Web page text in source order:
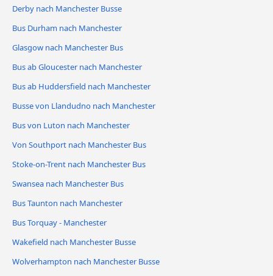
Derby nach Manchester Busse
Bus Durham nach Manchester
Glasgow nach Manchester Bus
Bus ab Gloucester nach Manchester
Bus ab Huddersfield nach Manchester
Busse von Llandudno nach Manchester
Bus von Luton nach Manchester
Von Southport nach Manchester Bus
Stoke-on-Trent nach Manchester Bus
Swansea nach Manchester Bus
Bus Taunton nach Manchester
Bus Torquay - Manchester
Wakefield nach Manchester Busse
Wolverhampton nach Manchester Busse